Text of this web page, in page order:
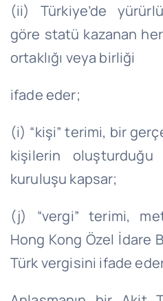
(ii) Türkiye’de
göre statü kazanan
ortaklığı veya birliği
ifade eder;
(i) “kişi” terimi, bir
kişilerin
kuruluşu kapsar;
(j) “vergi” terimi,
Hong Kong Özel İdare
Türk vergisini ifade